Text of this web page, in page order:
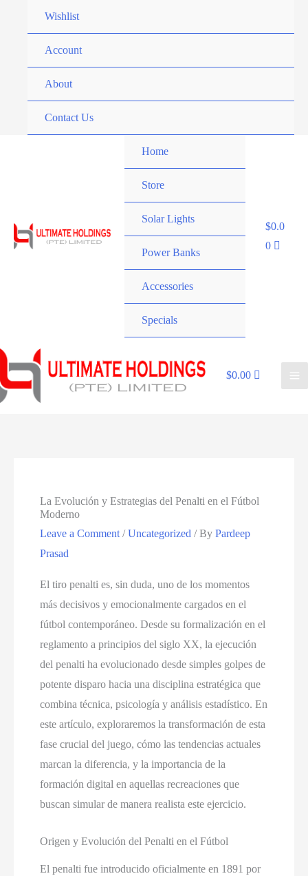
Wishlist
Account
About
Contact Us
Home
Store
Solar Lights
Power Banks
Accessories
Specials
$0.0
0
$0.00
La Evolución y Estrategias del Penalti en el Fútbol
Moderno
Leave a Comment /Uncategorized / ByPardeep
Prasad
El tiro penalti es, sin duda, uno de los momentos
más decisivos y emocionalmente cargados en el
fútbol contemporáneo. Desde su formalización en el
reglamento a principios del siglo XX, la ejecución
del penalti ha evolucionado desde simples golpes de
potente disparo hacia una disciplina estratégica que
combina técnica, psicología y análisis estadístico. En
este artículo, exploraremos la transformación de esta
fase crucial del juego, cómo las tendencias actuales
marcan la diferencia, y la importancia de la
formación digital en aquellas recreaciones que
buscan simular de manera realista este ejercicio.
Origen y Evolución del Penalti en el Fútbol
El penalti fue introducido oficialmente en 1891 por